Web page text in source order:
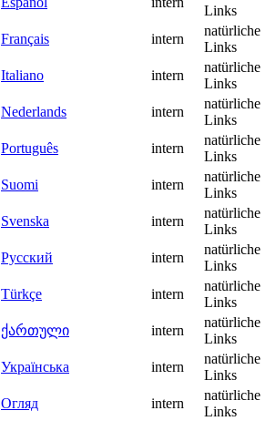
Links
Français
intern
natürliche
Links
Italiano
intern
natürliche
Links
Nederlands
intern
natürliche
Links
Português
intern
natürliche
Links
Suomi
intern
natürliche
Links
Svenska
intern
natürliche
Links
Русский
intern
natürliche
Links
Türkçe
intern
natürliche
Links
ქართული
intern
natürliche
Links
Українська
intern
natürliche
Links
Огляд
intern
natürliche
Links